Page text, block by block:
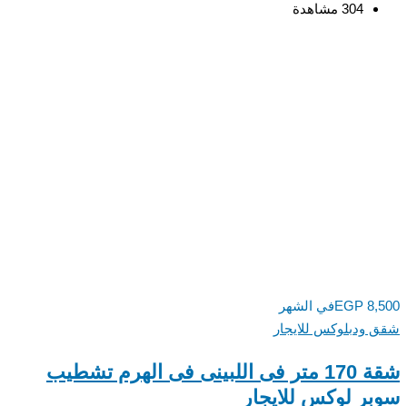
304 مشاهدة
EGP 8,500
في الشهر
شقق ودبلوكس للايجار
شقة 170 متر فى اللبينى فى الهرم تشطيب
سوبر لوكس للايجار